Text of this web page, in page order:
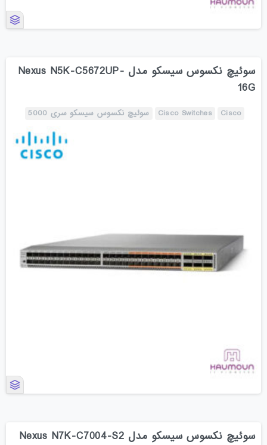
سوئیچ نکسوس سیسکو مدل Nexus N5K-C5672UP-
16G
Cisco
Cisco Switches سوئیچ نکسوس سیسکو سری 5000
سوئیچ نکسوس سیسکو مدل Nexus N7K-C7004-S2